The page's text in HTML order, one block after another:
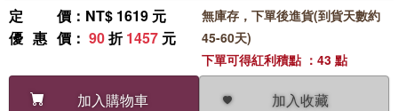
定價 ：NT$ 1619 元
優惠價 ： 90折1457 元
加入購物車 加入收藏
無庫存，下單後進貨(到貨天數約
45-60天)
下單可得紅利積點 ：43 點